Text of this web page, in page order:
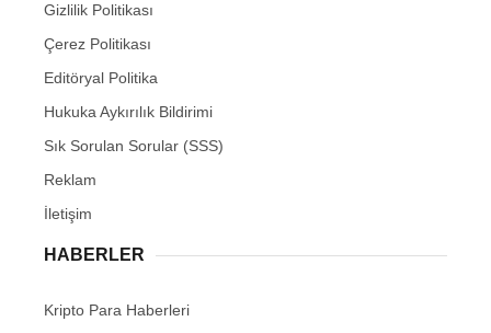
Gizlilik Politikası
Çerez Politikası
Editöryal Politika
Hukuka Aykırılık Bildirimi
Sık Sorulan Sorular (SSS)
Reklam
İletişim
HABERLER
Kripto Para Haberleri